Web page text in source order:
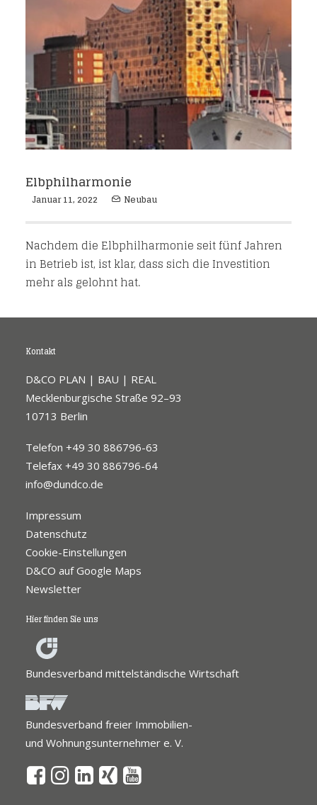
Elbphilharmonie
Januar 11, 2022 Neubau
Nachdem die Elbphilharmonie seit fünf Jahren
in Betrieb ist, ist klar, dass sich die Investition
mehr als gelohnt hat.
Kontakt
D&CO PLAN | BAU | REAL
Mecklenburgische Straße 92–93
10713 Berlin
Telefon +49 30 886796-63
Telefax +49 30 886796-64
info@dundco.de
Impressum
Datenschutz
Cookie-Einstellungen
D&CO auf Google Maps
Newsletter
Hier finden Sie uns
Bundesverband mittelständische Wirtschaft
Bundesverband freier Immobilien-
und Wohnungsunternehmer e. V.